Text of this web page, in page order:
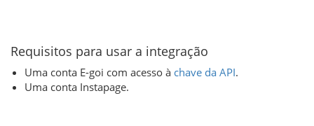
Requisitos para usar a integração
Uma conta E-goi com acesso à chave da API.
Uma conta Instapage.